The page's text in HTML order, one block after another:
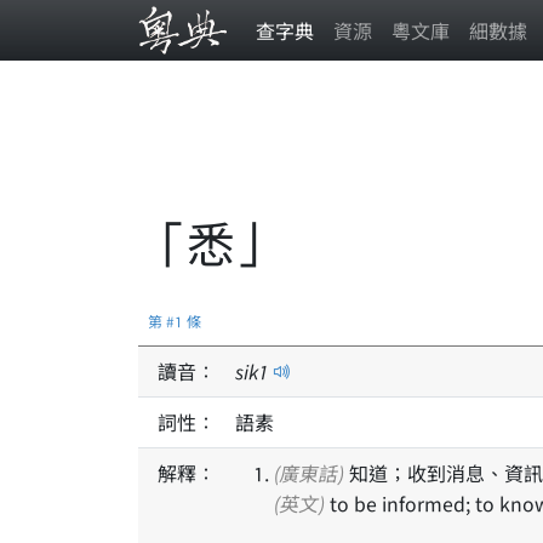
查字典 資源 粵文庫 細數據
「悉」
第 #1 條
讀音： sik1
詞性：
語素
解釋：
(廣東話) 知道；收到消息、資訊
(英文) to be informed; to